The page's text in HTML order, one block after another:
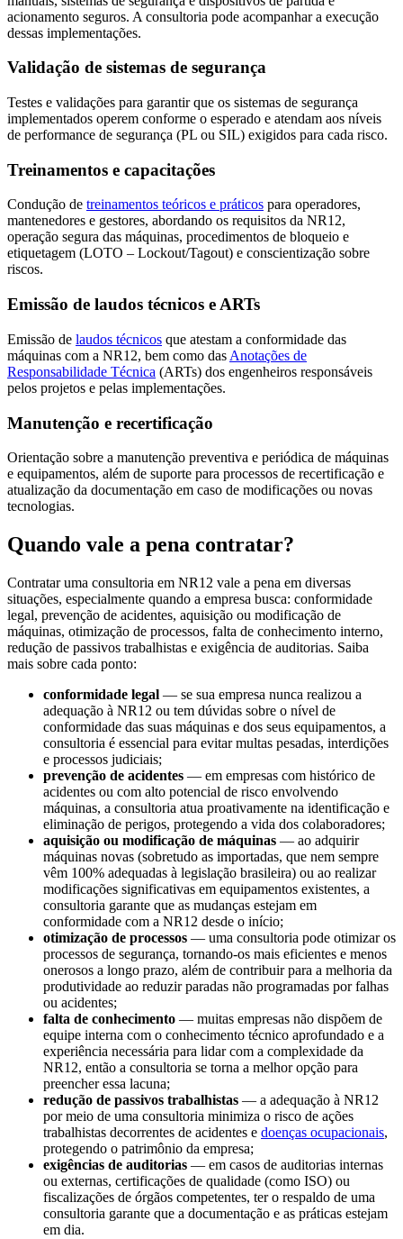
acionamento seguros. A consultoria pode acompanhar a execução
dessas implementações.
Validação de sistemas de segurança
Testes e validações para garantir que os sistemas de segurança
implementados operem conforme o esperado e atendam aos níveis
de performance de segurança (PL ou SIL) exigidos para cada risco.
Treinamentos e capacitações
Condução de treinamentos teóricos e práticos para operadores,
mantenedores e gestores, abordando os requisitos da NR12,
operação segura das máquinas, procedimentos de bloqueio e
etiquetagem (LOTO – Lockout/Tagout) e conscientização sobre
riscos.
Emissão de laudos técnicos e ARTs
Emissão de laudos técnicos que atestam a conformidade das
máquinas com a NR12, bem como das Anotações de
Responsabilidade Técnica (ARTs) dos engenheiros responsáveis
pelos projetos e pelas implementações.
Manutenção e recertificação
Orientação sobre a manutenção preventiva e periódica de máquinas
e equipamentos, além de suporte para processos de recertificação e
atualização da documentação em caso de modificações ou novas
tecnologias.
Quando vale a pena contratar?
Contratar uma consultoria em NR12 vale a pena em diversas
situações, especialmente quando a empresa busca: conformidade
legal, prevenção de acidentes, aquisição ou modificação de
máquinas, otimização de processos, falta de conhecimento interno,
redução de passivos trabalhistas e exigência de auditorias. Saiba
mais sobre cada ponto:
conformidade legal — se sua empresa nunca realizou a
adequação à NR12 ou tem dúvidas sobre o nível de
conformidade das suas máquinas e dos seus equipamentos, a
consultoria é essencial para evitar multas pesadas, interdições
e processos judiciais;
prevenção de acidentes — em empresas com histórico de
acidentes ou com alto potencial de risco envolvendo
máquinas, a consultoria atua proativamente na identificação e
eliminação de perigos, protegendo a vida dos colaboradores;
aquisição ou modificação de máquinas — ao adquirir
máquinas novas (sobretudo as importadas, que nem sempre
vêm 100% adequadas à legislação brasileira) ou ao realizar
modificações significativas em equipamentos existentes, a
consultoria garante que as mudanças estejam em
conformidade com a NR12 desde o início;
otimização de processos — uma consultoria pode otimizar os
processos de segurança, tornando-os mais eficientes e menos
onerosos a longo prazo, além de contribuir para a melhoria da
produtividade ao reduzir paradas não programadas por falhas
ou acidentes;
falta de conhecimento — muitas empresas não dispõem de
equipe interna com o conhecimento técnico aprofundado e a
experiência necessária para lidar com a complexidade da
NR12, então a consultoria se torna a melhor opção para
preencher essa lacuna;
redução de passivos trabalhistas — a adequação à NR12
por meio de uma consultoria minimiza o risco de ações
trabalhistas decorrentes de acidentes e doenças ocupacionais,
protegendo o patrimônio da empresa;
exigências de auditorias — em casos de auditorias internas
ou externas, certificações de qualidade (como ISO) ou
fiscalizações de órgãos competentes, ter o respaldo de uma
consultoria garante que a documentação e as práticas estejam
em dia.